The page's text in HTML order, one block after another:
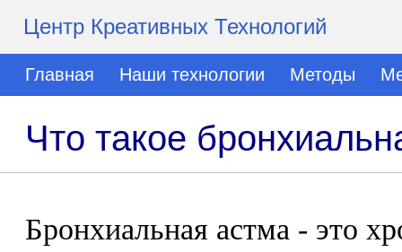
Центр Креативных Технологий
Главная Наши технологии Методы
Что такое
Бронхиальная астма - это